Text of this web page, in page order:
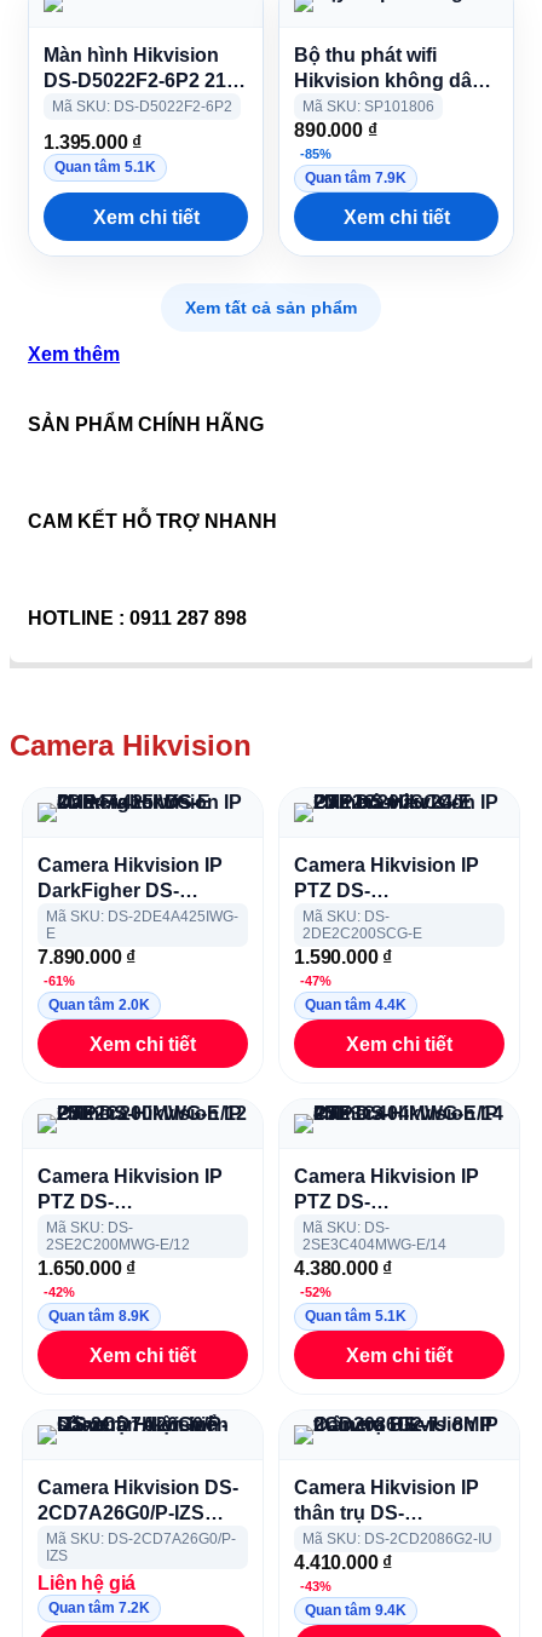
Màn hình Hikvision
DS-D5022F2-6P2 21.5
inch FHD IPS 100Hz
Mã SKU: DS-D5022F2-6P2
1.395.000 ₫
Quan tâm 5.1K
Xem chi tiết
Bộ thu phát wifi
Hikvision không dây
DS-5WF200CT-2N
Mã SKU: SP101806
890.000 ₫
-85%
Quan tâm 7.9K
Xem chi tiết
Xem tất cả sản phẩm
Xem thêm
SẢN PHẨM CHÍNH HÃNG
CAM KẾT HỖ TRỢ NHANH
HOTLINE : 0911 287 898
Camera Hikvision
Camera Hikvision IP
DarkFigher DS-
2DE4A425IWG-E 4MP
Mã SKU: DS-2DE4A425IWG-
E
7.890.000 ₫
-61%
Quan tâm 2.0K
Xem chi tiết
Camera Hikvision IP
PTZ DS-
2DE2C200SCG-E 2MP
có màu 24/7
Mã SKU: DS-
2DE2C200SCG-E
1.590.000 ₫
-47%
Quan tâm 4.4K
Xem chi tiết
Camera Hikvision IP
PTZ DS-
2SE2C200MWG-E/12
2MP
Mã SKU: DS-
2SE2C200MWG-E/12
1.650.000 ₫
-42%
Quan tâm 8.9K
Xem chi tiết
Camera Hikvision IP
PTZ DS-
2SE3C404MWG-E/14
4MP
Mã SKU: DS-
2SE3C404MWG-E/14
4.380.000 ₫
-52%
Quan tâm 5.1K
Xem chi tiết
Camera Hikvision DS-
2CD7A26G0/P-IZS
nhận diện biển số xe
Mã SKU: DS-2CD7A26G0/P-
IZS
Liên hệ giá
Quan tâm 7.2K
Camera Hikvision IP
thân trụ DS-
2CD2086G2-IU 8MP
Mã SKU: DS-2CD2086G2-IU
4.410.000 ₫
-43%
Quan tâm 9.4K